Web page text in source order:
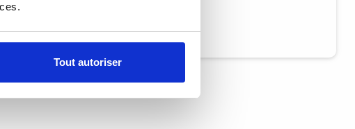
Tout autoriser